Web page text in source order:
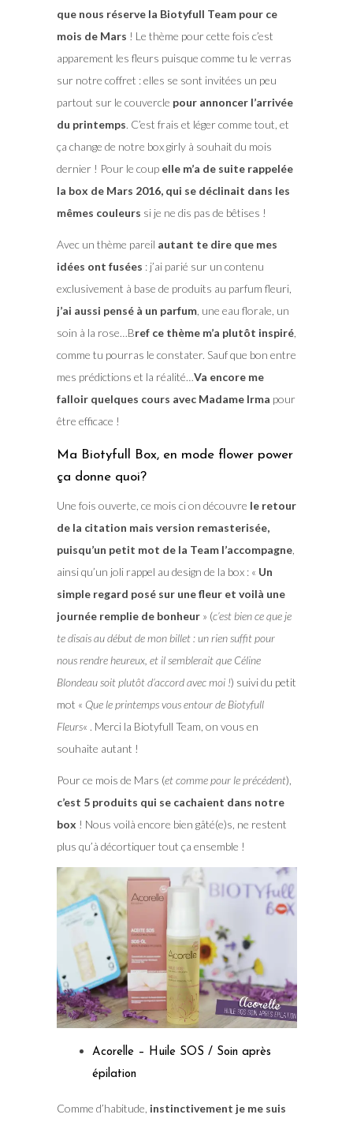
que nous réserve la Biotyfull Team pour ce
mois de Mars ! Le thème pour cette fois c’est
apparement les fleurs puisque comme tu le verras
sur notre coffret : elles se sont invitées un peu
partout sur le couvercle pour annoncer l’arrivée
du printemps. C’est frais et léger comme tout, et
ça change de notre box girly à souhait du mois
dernier ! Pour le coup elle m’a de suite rappelée
la box de Mars 2016, qui se déclinait dans les
mêmes couleurs si je ne dis pas de bêtises !
Avec un thème pareil autant te dire que mes
idées ont fusées : j’ai parié sur un contenu
exclusivement à base de produits au parfum fleuri,
j’ai aussi pensé à un parfum, une eau florale, un
soin à la rose…Bref ce thème m’a plutôt inspiré,
comme tu pourras le constater. Sauf que bon entre
mes prédictions et la réalité…Va encore me
falloir quelques cours avec Madame Irma pour
être efficace !
Ma Biotyfull Box, en mode flower power
ça donne quoi?
Une fois ouverte, ce mois ci on découvre le retour
de la citation mais version remasterisée,
puisqu’un petit mot de la Team l’accompagne,
ainsi qu’un joli rappel au design de la box : « Un
simple regard posé sur une fleur et voilà une
journée remplie de bonheur» (c’est bien ce que je
te disais au début de mon billet : un rien suffit pour
nous rendre heureux, et il semblerait que Céline
Blondeau soit plutôt d’accord avec moi !) suivi du petit
mot « Que le printemps vous entour de Biotyfull
Fleurs« . Merci la Biotyfull Team, on vous en
souhaite autant !
Pour ce mois de Mars (et comme pour le précédent),
c’est 5 produits qui se cachaient dans notre
box ! Nous voilà encore bien gâté(e)s, ne restent
plus qu’à décortiquer tout ça ensemble !
Acorelle – Huile SOS / Soin après
épilation
Comme d’habitude, instinctivement je me suis